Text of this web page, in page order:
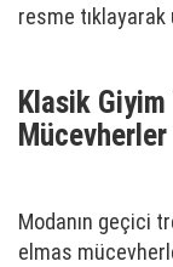
resme
Klasik Giyim
Mücevherler
Modanın geçici
elmas